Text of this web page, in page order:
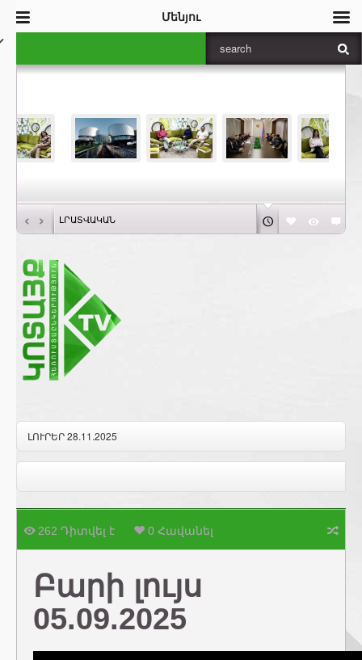
‹ › ԼՐԱՏՎԱԿԱՆ
ԼՈՒՐԵՐ 28.11.2025
262 Դիտվել է 0 Հավանել
Բարի լույս
05.09.2025
Մենյու